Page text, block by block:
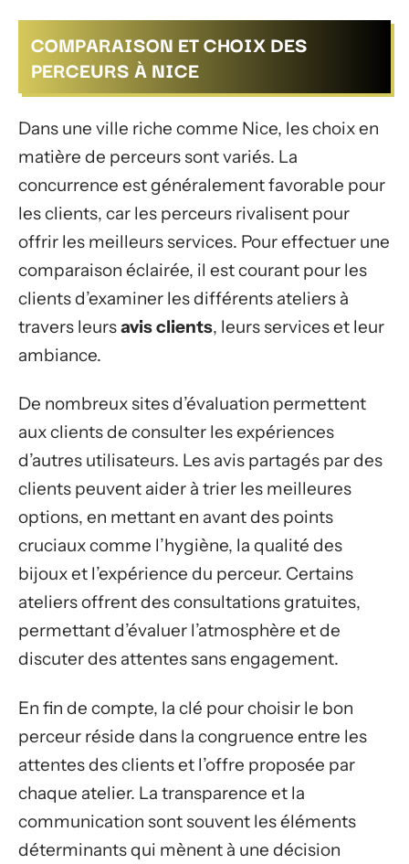
COMPARAISON ET CHOIX DES
PERCEURS À NICE
Dans une ville riche comme Nice, les choix en
matière de perceurs sont variés. La
concurrence est généralement favorable pour
les clients, car les perceurs rivalisent pour
offrir les meilleurs services. Pour effectuer une
comparaison éclairée, il est courant pour les
clients d’examiner les différents ateliers à
travers leursavis clients, leurs services et leur
ambiance.
De nombreux sites d’évaluation permettent
aux clients de consulter les expériences
d’autres utilisateurs. Les avis partagés par des
clients peuvent aider à trier les meilleures
options, en mettant en avant des points
cruciaux comme l’hygiène, la qualité des
bijoux et l’expérience du perceur. Certains
ateliers offrent des consultations gratuites,
permettant d’évaluer l’atmosphère et de
discuter des attentes sans engagement.
En fin de compte, la clé pour choisir le bon
perceur réside dans la congruence entre les
attentes des clients et l’offre proposée par
chaque atelier. La transparence et la
communication sont souvent les éléments
déterminants qui mènent à une décision